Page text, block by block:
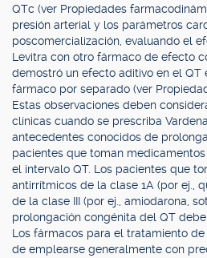
QTc (ver Propiedades
presión arterial y los parámetros
poscomercialización, evaluando el
Levitra con otro fármaco de efecto
demostró un efecto aditivo en el QT
fármaco por separado (ver
Estas observaciones deben
clínicas cuando se prescriba
antecedentes conocidos de
pacientes que toman
el intervalo QT. Los pacientes que
antirrítmicos de la clase 1A (por ej.,
de la clase III (por ej., amiodarona,
prolongación congénita del QT
Los fármacos para el tratamiento
de emplearse generalmente con